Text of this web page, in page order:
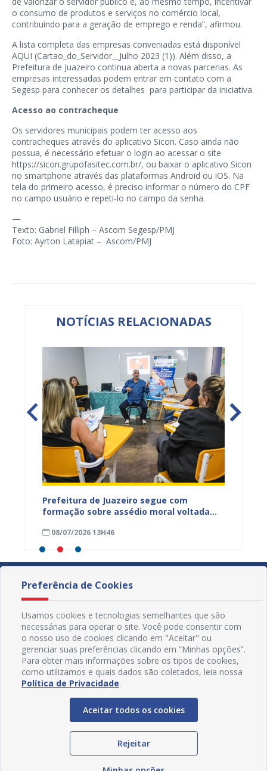
o consumo de produtos e serviços no comércio local,
contribuindo para a geração de emprego e renda”, afirmou.
A lista completa das empresas conveniadas está disponível
AQUI (Cartao_do_Servidor__Julho 2023 (1)). Além disso, a
Prefeitura de Juazeiro continua aberta a novas parcerias. As
empresas interessadas podem entrar em contato com a
Segesp para conhecer os detalhes para participar da iniciativa.
Acesso ao contracheque
Os servidores municipais podem ter acesso aos
contracheques através do aplicativo Sicon. Caso ainda não
possua, é necessário efetuar o login ao acessar o site
https://sicon.grupofasitec.com.br/, ou baixar o aplicativo Sicon
no smartphone através das plataformas Android ou iOS. Na
tela do primeiro acesso, é preciso informar o número do CPF
no campo usuário e repeti-lo no campo da senha.
—
Texto: Gabriel Filliph – Ascom Segesp/PMJ
Foto: Ayrton Latapiat – Ascom/PMJ
NOTÍCIAS RELACIONADAS
Prefeitura de Juazeiro segue com
formação sobre assédio moral voltada
08/07/2026 13H46
Redes Sociais
Preferência de Cookies
Usamos cookies e tecnologias semelhantes que são
necessárias para operar o site. Você pode consentir com
o nosso uso de cookies clicando em "Aceitar" ou
gerenciar suas preferências clicando em “Minhas opções”.
Para obter mais informações sobre os tipos de cookies,
como utilizamos e quais dados são coletados, leia nossa
Política de Privacidade.
Aceitar todos os cookies
Rejeitar